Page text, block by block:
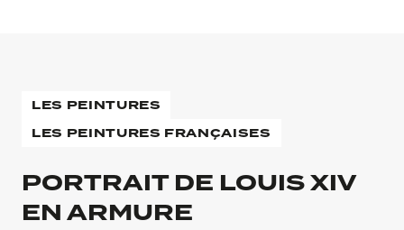
LES PEINTURES
LES PEINTURES FRANÇAISES
PORTRAIT DE LOUIS XIV
EN ARMURE